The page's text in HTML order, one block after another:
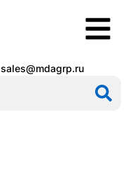
sales@mdagrp.ru